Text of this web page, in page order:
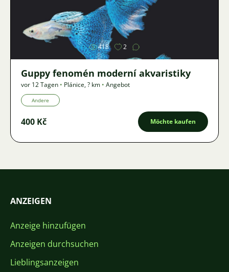
Bild
418 2
Guppy fenomén moderní akvaristiky
vor 12 Tagen • Plánice,? km • Angebot
Andere
400 Kč Möchte kaufen
ANZEIGEN
Anzeige hinzufügen
Anzeigen durchsuchen
Lieblingsanzeigen